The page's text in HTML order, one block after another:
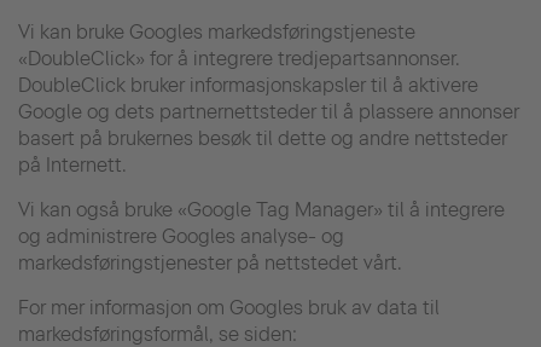
Vi kan bruke Googles markedsføringstjeneste
«DoubleClick» for å integrere tredjepartsannonser.
DoubleClick bruker informasjonskapsler til å aktivere
Google og dets partnernettsteder til å plassere annonser
basert på brukernes besøk til dette og andre nettsteder
på Internett.
Vi kan også bruke «Google Tag Manager» til å integrere
og administrere Googles analyse- og
markedsføringstjenester på nettstedet vårt.
For mer informasjon om Googles bruk av data til
markedsføringsformål, se siden: